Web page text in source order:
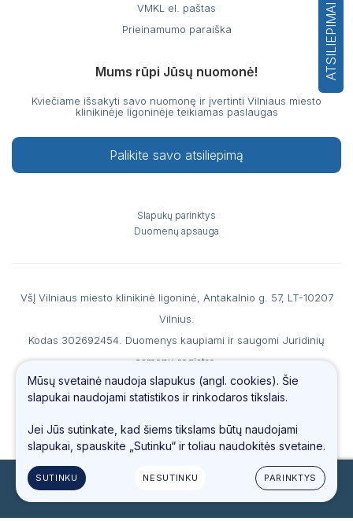
VMKL el. paštas
Prieinamumo paraiška
Mums rūpi Jūsų nuomonė!
Kviečiame išsakyti savo nuomonę ir įvertinti Vilniaus miesto
klinikinėje ligoninėje teikiamas paslaugas
Palikite savo atsiliepimą
Slapukų parinktys
Duomenų apsauga
VšĮ Vilniaus miesto klinikinė ligoninė, Antakalnio g. 57, LT-10207
Vilnius.
Kodas 302692454. Duomenys kaupiami ir saugomi Juridinių
asmenų registre.
A. s. LT867044060007990186 AB SEB banke, b. k. 70440, PVM
mokėtojo kodas LT100006560213.
Tel.(0 5) 234 4487, faks. (0 5) 234 69 66, el. paštasinfo@vmkl.lt
© 2023 Visos teisės saugomos
ATSILIEPIMAI
Mūsų svetainė naudoja slapukus (angl. cookies). Šie
slapukai naudojami statistikos ir rinkodaros tikslais.
Jei Jūs sutinkate, kad šiems tikslams būtų naudojami
slapukai, spauskite „Sutinku“ ir toliau naudokitės svetaine.
SUTINKU NESUTINKU PARINKTYS